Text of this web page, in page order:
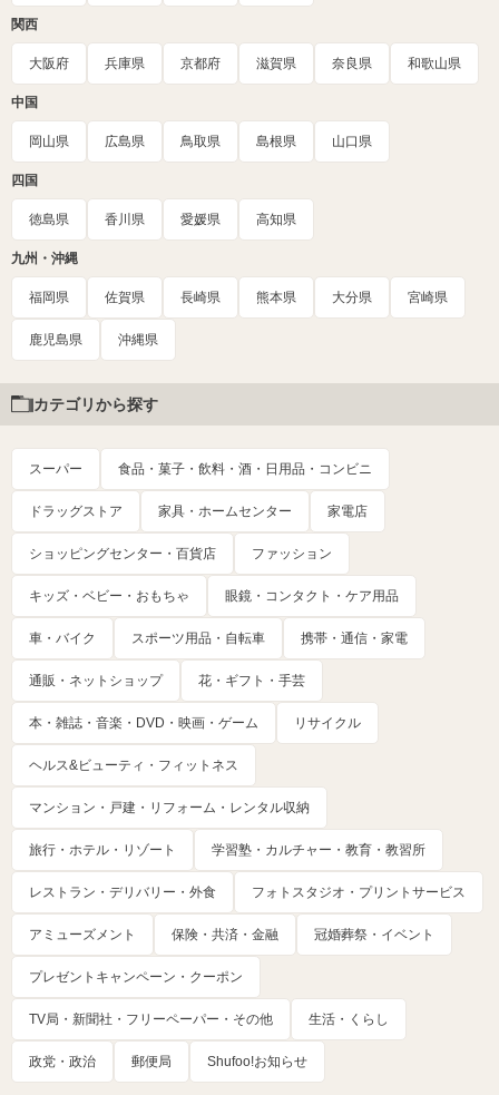
関西
大阪府 兵庫県 京都府 滋賀県 奈良県 和歌山県
中国
岡山県 広島県 鳥取県 島根県 山口県
四国
徳島県 香川県 愛媛県 高知県
九州・沖縄
福岡県 佐賀県 長崎県 熊本県 大分県 宮崎県
鹿児島県 沖縄県
カテゴリから探す
スーパー 食品・菓子・飲料・酒・日用品・コンビニ
ドラッグストア 家具・ホームセンター 家電店
ショッピングセンター・百貨店 ファッション
キッズ・ベビー・おもちゃ 眼鏡・コンタクト・ケア用品
車・バイク スポーツ用品・自転車 携帯・通信・家電
通販・ネットショップ 花・ギフト・手芸
本・雑誌・音楽・DVD・映画・ゲーム リサイクル
ヘルス&ビューティ・フィットネス
マンション・戸建・リフォーム・レンタル収納
旅行・ホテル・リゾート 学習塾・カルチャー・教育・教習所
レストラン・デリバリー・外食 フォトスタジオ・プリントサービス
アミューズメント 保険・共済・金融 冠婚葬祭・イベント
プレゼントキャンペーン・クーポン
TV局・新聞社・フリーペーパー・その他 生活・くらし
政党・政治 郵便局 Shufoo!お知らせ